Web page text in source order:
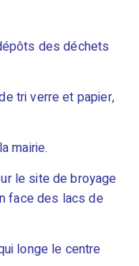
des déchets
tri verre et papier,
mairie.
le site de broyage
face des lacs de
longe le centre